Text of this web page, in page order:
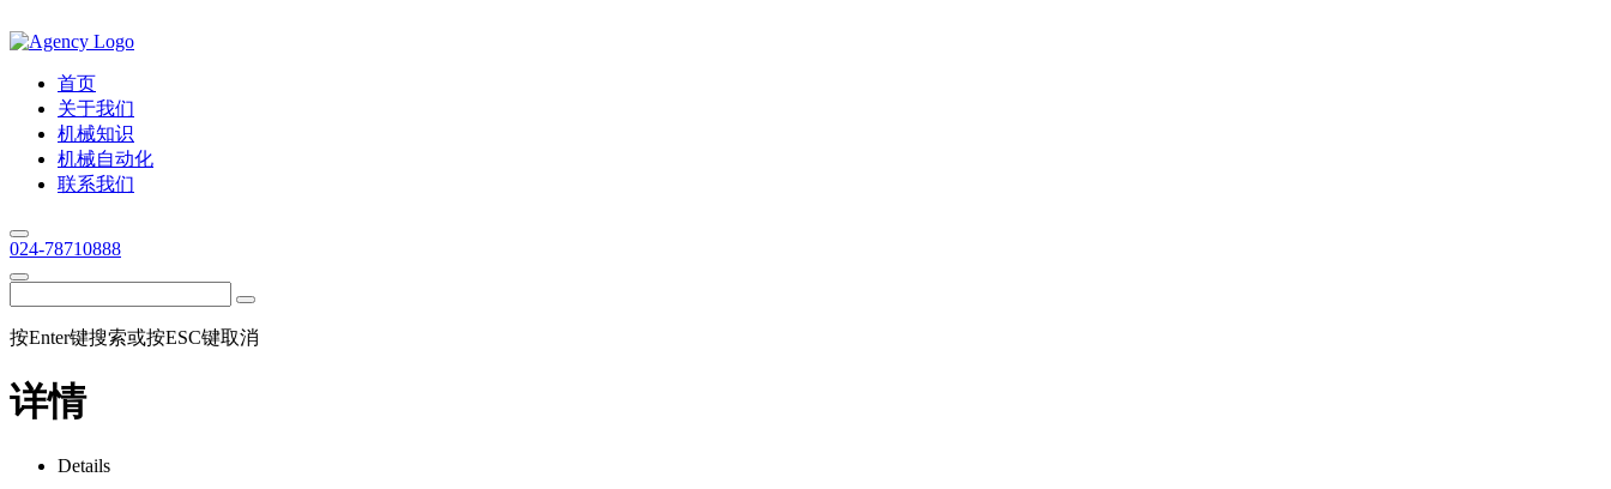
首页
关于我们
机械知识
机械自动化
联系我们
024-78710888
按Enter键搜索或按ESC键取消
详情
Details